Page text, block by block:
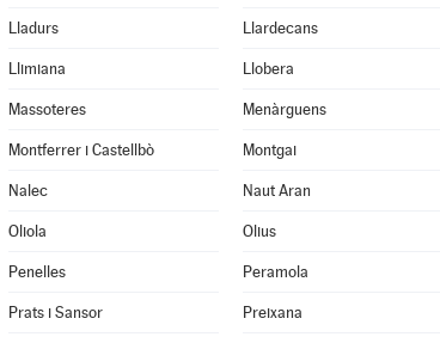
Lladurs Llardecans
Llimiana Llobera
Massoteres Menàrguens
Montferrer i Castellbò Montgai
Nalec Naut Aran
Oliola Olius
Penelles Peramola
Prats i Sansor Preixana